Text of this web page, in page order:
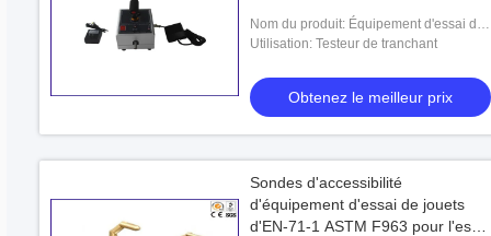
d'enfants EN71-1 ASTM F963
Nom du produit: Équipement d'essai de
jouets
Utilisation: Testeur de tranchant
Obtenez le meilleur prix
Sondes d'accessibilité
d'équipement d'essai de jouets
d'EN-71-1 ASTM F963 pour l'essai